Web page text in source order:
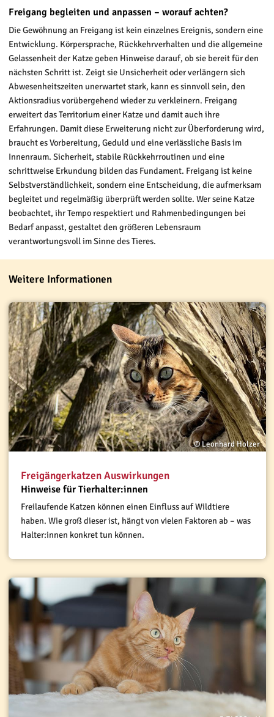
Freigang begleiten und anpassen – worauf achten?
Die Gewöhnung an Freigang ist kein einzelnes Ereignis, sondern eine
Entwicklung. Körpersprache, Rückkehrverhalten und die allgemeine
Gelassenheit der Katze geben Hinweise darauf, ob sie bereit für den
nächsten Schritt ist. Zeigt sie Unsicherheit oder verlängern sich
Abwesenheitszeiten unerwartet stark, kann es sinnvoll sein, den
Aktionsradius vorübergehend wieder zu verkleinern. Freigang
erweitert das Territorium einer Katze und damit auch ihre
Erfahrungen. Damit diese Erweiterung nicht zur Überforderung wird,
braucht es Vorbereitung, Geduld und eine verlässliche Basis im
Innenraum. Sicherheit, stabile Rückkehrroutinen und eine
schrittweise Erkundung bilden das Fundament. Freigang ist keine
Selbstverständlichkeit, sondern eine Entscheidung, die aufmerksam
begleitet und regelmäßig überprüft werden sollte. Wer seine Katze
beobachtet, ihr Tempo respektiert und Rahmenbedingungen bei
Bedarf anpasst, gestaltet den größeren Lebensraum
verantwortungsvoll im Sinne des Tieres.
Weitere Informationen
© Leonhard Holzer
Freigängerkatzen Auswirkungen
Hinweise für Tierhalter:innen
Freilaufende Katzen können einen Einfluss auf Wildtiere
haben. Wie groß dieser ist, hängt von vielen Faktoren ab – was
Halter:innen konkret tun können.